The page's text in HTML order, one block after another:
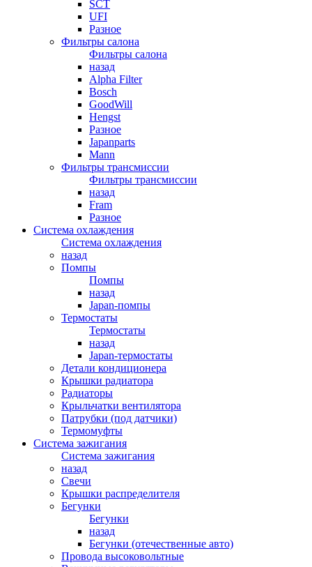
SCT
UFI
Разное
Фильтры салона
Фильтры салона
назад
Alpha Filter
Bosch
GoodWill
Hengst
Разное
Japanparts
Mann
Фильтры трансмиссии
Фильтры трансмиссии
назад
Fram
Разное
Система охлаждения
Система охлаждения
назад
Помпы
Помпы
назад
Japan-помпы
Термостаты
Термостаты
назад
Japan-термостаты
Детали кондиционера
Крышки радиатора
Радиаторы
Крыльчатки вентилятора
Патрубки (под датчики)
Термомуфты
Система зажигания
Система зажигания
назад
Свечи
Крышки распределителя
Бегунки
Бегунки
назад
Бегунки (отечественные авто)
Провода высоковольтные